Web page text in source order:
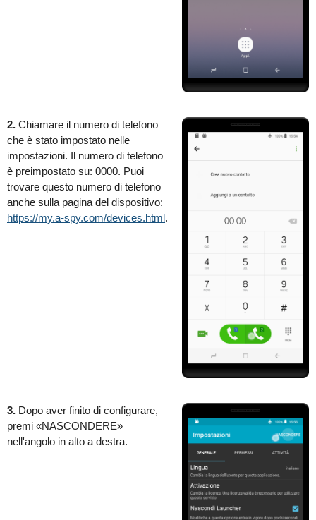
2. Chiamare il numero di telefono
che è stato impostato nelle
impostazioni. Il numero di telefono
è preimpostato su: 0000. Puoi
trovare questo numero di telefono
anche sulla pagina del dispositivo:
https://my.a-spy.com/devices.html.
3. Dopo aver finito di configurare,
premi «NASCONDERE»
nell'angolo in alto a destra.